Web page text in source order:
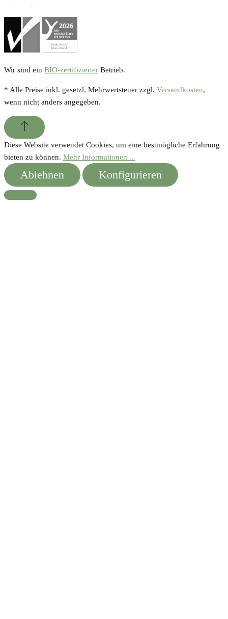
Wir sind ein BIO-zertifizierter Betrieb.
* Alle Preise inkl. gesetzl. Mehrwertsteuer zzgl. Versandkosten,
wenn nicht anders angegeben.
Diese Website verwendet Cookies, um eine bestmögliche Erfahrung
bieten zu können. Mehr Informationen ...
Ablehnen Konfigurieren